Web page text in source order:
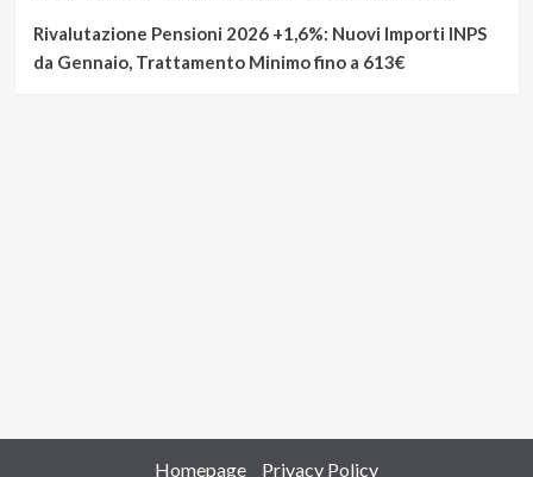
Rivalutazione Pensioni 2026 +1,6%: Nuovi Importi INPS
da Gennaio, Trattamento Minimo fino a 613€
Homepage Privacy Policy